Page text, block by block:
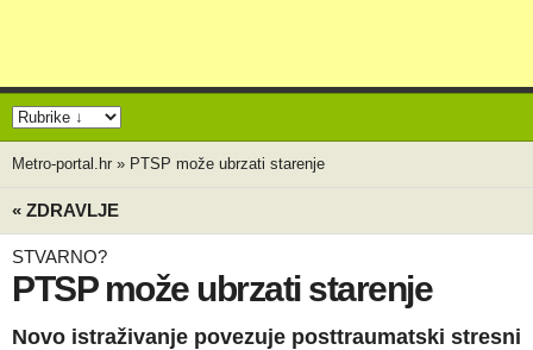
Metro-portal.hr » PTSP može ubrzati starenje
« ZDRAVLJE
STVARNO?
PTSP može ubrzati starenje
Novo istraživanje povezuje posttraumatski stresni